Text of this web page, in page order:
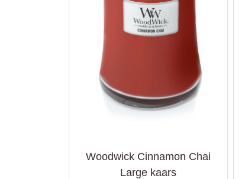
Woodwick Cinnamon Chai
Large kaars